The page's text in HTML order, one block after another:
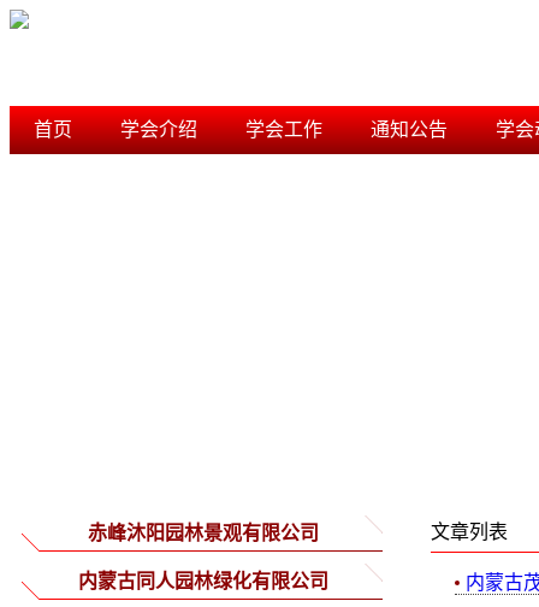
首页 学会介绍 学会工作 通知公告 学会
赤峰沐阳园林景观有限公司
内蒙古同人园林绿化有限公司
文章列表
内蒙古